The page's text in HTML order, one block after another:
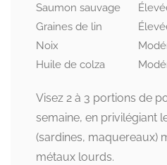
Saumon sauvage
Graines de lin
Noix
Huile de colza
Visez 2 à 3 portions de
semaine, en privilégiant
(sardines, maquereaux)
métaux lourds.